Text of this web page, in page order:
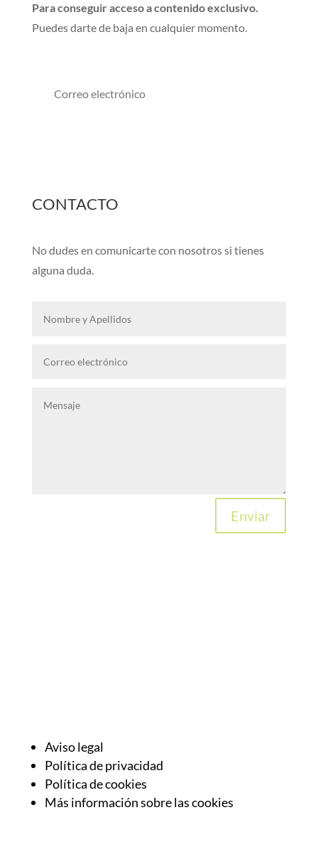
Para conseguir acceso a contenido exclusivo.
Puedes darte de baja en cualquier momento.
CONTACTO
No dudes en comunicarte con nosotros si tienes
alguna duda.
Enviar
Aviso legal
Política de privacidad
Política de cookies
Más información sobre las cookies